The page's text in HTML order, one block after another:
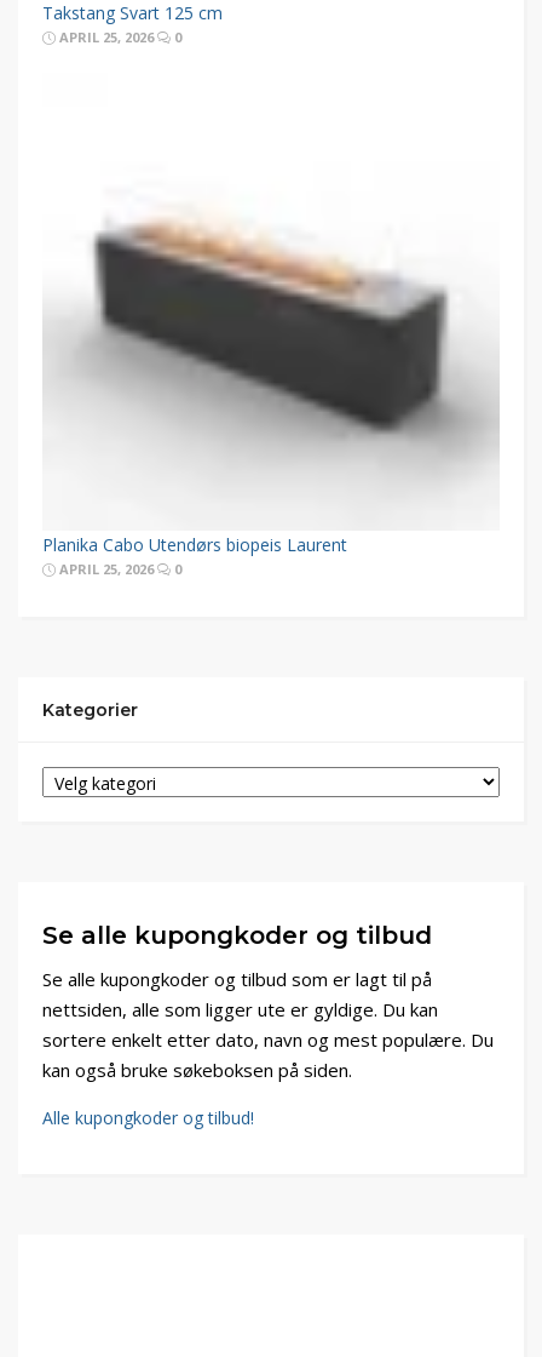
Takstang Svart 125 cm
APRIL 25, 2026 0
Planika Cabo Utendørs biopeis Laurent
APRIL 25, 2026 0
Kategorier
Se alle kupongkoder og tilbud
Se alle kupongkoder og tilbud som er lagt til på
nettsiden, alle som ligger ute er gyldige. Du kan
sortere enkelt etter dato, navn og mest populære. Du
kan også bruke søkeboksen på siden.
Alle kupongkoder og tilbud!